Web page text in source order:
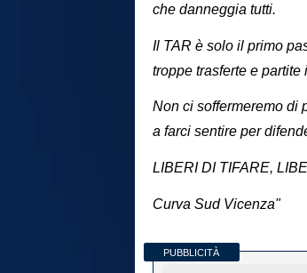
che danneggia tutti.
Il TAR è solo il primo
troppe trasferte e partite
Non ci soffermeremo di
a farci sentire per
LIBERI DI TIFARE,
Curva Sud Vicenza"
PUBBLICITÀ